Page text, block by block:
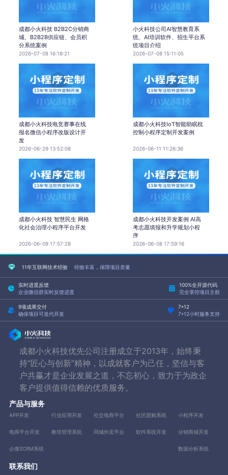
成都小火科技 B2B2C分销商
城、B2B2B供应链、会员积
分系统案例
2026-07-08 16:18:21
小火科技公司AI智慧教育系
统、AI培训软件、招生平台系
统项目介绍
2026-07-08 15:11:05
成都小火科技电竞赛事在线
报名微信小程序改版设计开
发
2026-06-29 13:52:08
成都小火科技IoT智能助眠枕
控制小程序定制开发案例
2026-06-11 11:26:36
成都小火科技 智慧民生 网格
化社会治理小程序平台开发
2026-06-09 17:57:28
成都小火科技开发案例 AI高
考志愿填报和升学规划小程
序
2026-06-08 17:59:16
11年互联网技术经验 经验丰富，保障项目质量
实时进度反馈
企业微信群实时反馈进度
100%全开源代码
完全掌控项目主权
9项成果交付
确保项目可迭代开发
7*12
7*12小时服务支持
成都小火科技优先公司注册成立于2013年，始终秉
持“匠心与创新”精神，以成就客户为己任，坚信与客
户共赢才是企业发展之道，不忘初心，致力于为政企
客户提供值得信赖的优质服务。
产品与服务
APP开发 行业应用开发 社交电商平台 社区团购系统 小程序开发
电商平台开发 教培管理系统 同城外卖平台 软件系统开发 分销商城开发
企微SCRM系统 数据分析系统
联系我们